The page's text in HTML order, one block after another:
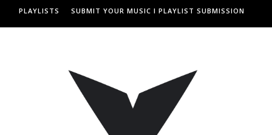
PLAYLISTS SUBMIT YOUR MUSIC I PLAYLIST SUBMISSION